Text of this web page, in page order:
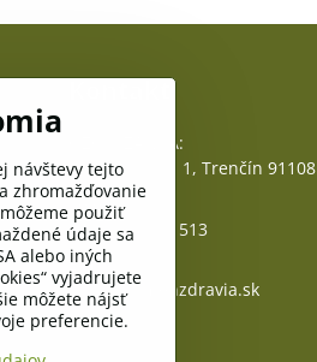
OZC JUŽANKA:
gen. Svobodu 1, Trenčín 91108
Telefón:
+421 903 996 513
E-mail:
info@pramenzdravia.sk
návštevy tejto
zhromažďovanie
použiť
údaje sa
alebo iných
vyjadrujete
môžete nájsť
preferencie.